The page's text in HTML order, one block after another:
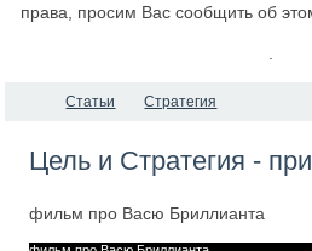
права, просим Вас сообщить об
Статьи Стратегия
Цель и Стратегия -
фильм про Васю Бриллианта